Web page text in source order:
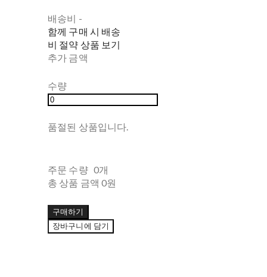
배송비 -
함께 구매 시 배송
비 절약 상품 보기
추가 금액
수량
품절된 상품입니다.
주문 수량 0개
총 상품 금액 0원
구매하기
장바구니에 담기